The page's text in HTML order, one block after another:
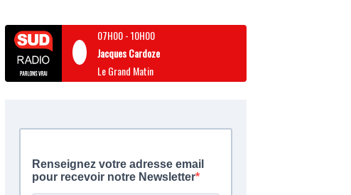
07H00-10H00
Jacques Cardoze
Le Grand Matin